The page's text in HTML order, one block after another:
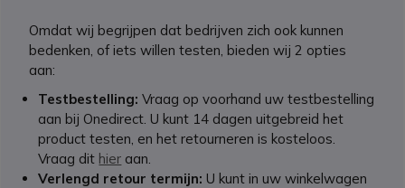
Omdat wij begrijpen dat bedrijven zich ook kunnen
bedenken, of iets willen testen, bieden wij 2 opties
aan:
Testbestelling: Vraag op voorhand uw testbestelling
aan bij Onedirect. U kunt 14 dagen uitgebreid het
product testen, en het retourneren is kosteloos.
Vraag dit hier aan.
Verlengd retour termijn: U kunt in uw winkelwagen